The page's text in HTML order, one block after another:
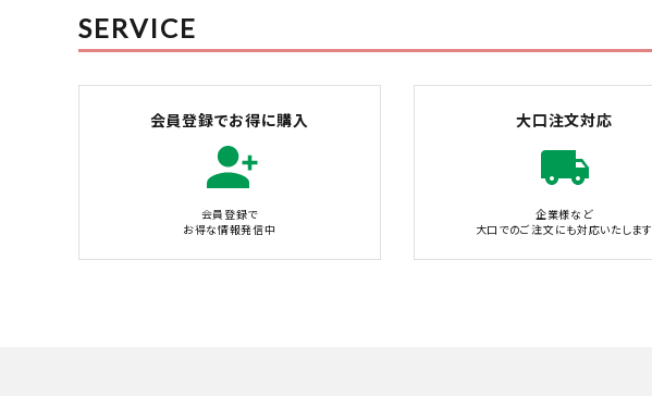
SERVICE
会員登録でお得に購入
会員登録で
お得な情報発信中
大口注文対応
企業様など
大口でのご注文にも対応いたします